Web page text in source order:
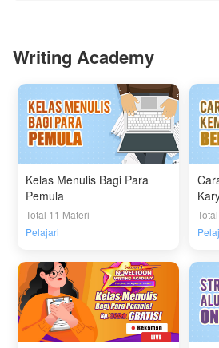
Writing Academy
Kelas Menulis Bagi Para
Pemula
Total 11 Materi
Pelajari